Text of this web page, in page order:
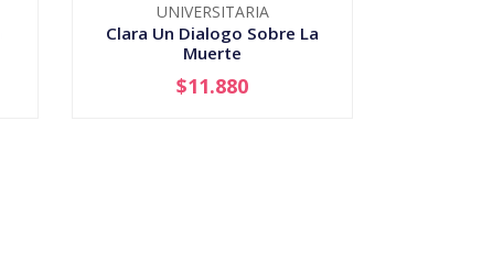
UNIVERSITARIA
Clara Un Dialogo Sobre La
Muerte
+
$11.880